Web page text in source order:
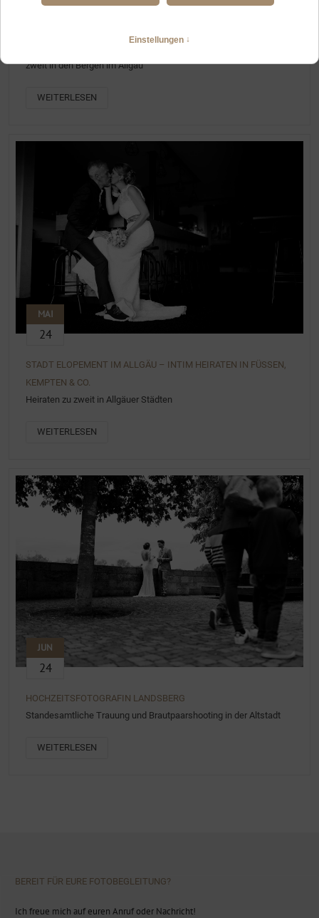
zweit in den Bergen im Allgäu
WEITERLESEN
MAI
24
STADT ELOPEMENT IM ALLGÄU – INTIM HEIRATEN IN FÜSSEN,
KEMPTEN & CO.
Heiraten zu zweit in Allgäuer Städten
WEITERLESEN
JUN
24
HOCHZEITSFOTOGRAFIN LANDSBERG
Standesamtliche Trauung und Brautpaarshooting in der Altstadt
WEITERLESEN
BEREIT FÜR EURE FOTOBEGLEITUNG?
Ich freue mich auf euren Anruf oder Nachricht!